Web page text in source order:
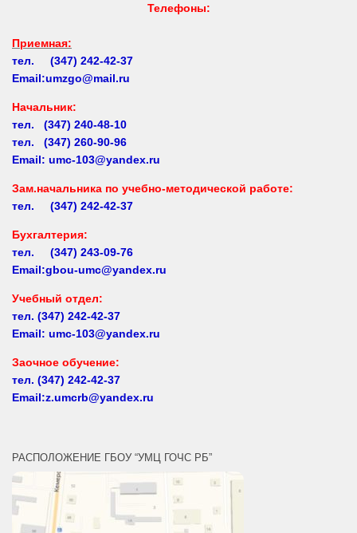
тел. (347) 242-42-37
Email:umzgo@mail.ru
Начальник:
тел. (347) 240-48-10
тел. (347) 260-90-96
Email: umc-103@yandex.ru
Зам.начальника по учебно-методической работе:
тел. (347) 242-42-37
Бухгалтерия:
тел. (347) 243-09-76
Email:gbou-umc@yandex.ru
Учебный отдел:
тел.(347) 242-42-37
Email: umc-103@yandex.ru
Заочное обучение:
тел. (347) 242-42-37
Email:z.umcrb@yandex.ru